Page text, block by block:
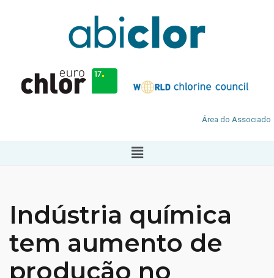
Área do Associado
Indústria química
tem aumento de
produção no